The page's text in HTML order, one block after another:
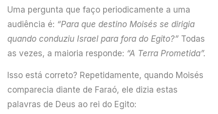
Uma pergunta que faço periodicamente a uma
audiência é: “Para que destino Moisés se dirigia
quando conduziu Israel para fora do Egito?” Todas
as vezes, a maioria responde: “A Terra Prometida”.
Isso está correto? Repetidamente, quando Moisés
comparecia diante de Faraó, ele dizia estas
palavras de Deus ao rei do Egito: